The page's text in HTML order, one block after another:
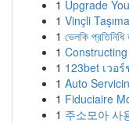
1 Upgrade
1 Vinçli
1 ভেলকি
1
1 123bet เวอ
1 Auto
1 Fiduciaire
1 주소모아 사